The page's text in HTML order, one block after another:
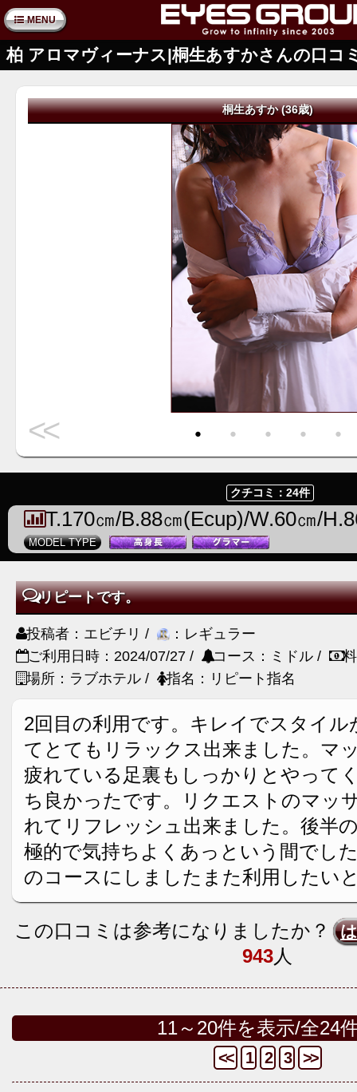
MENU
柏 アロマヴィーナス|桐生あすかさんの口コ
桐生あすか (36歳)
<< ・ ・ ・ ・ ・
クチコミ：24件
T.170㎝/B.88㎝(Ecup)/W.60㎝/
MODEL TYPE
リピートです。
投稿者：エビチリ /
：レギュラー
ご利用日時：2024/07/27 /
コース：ミドル /
場所：ラブホテル /
指名：リピート指名
2回目の利用です。キレイでスタイル
てとてもリラックス出来ました。マ
疲れている足裏もしっかりとやって
ち良かったです。リクエストのマッ
れてリフレッシュ出来ました。後半
極的で気持ちよくあっという間でし
のコースにしましたまた利用したい
この口コミは参考になりましたか？
943人
11～20件を表示/全24
<< 1 2 3 >>